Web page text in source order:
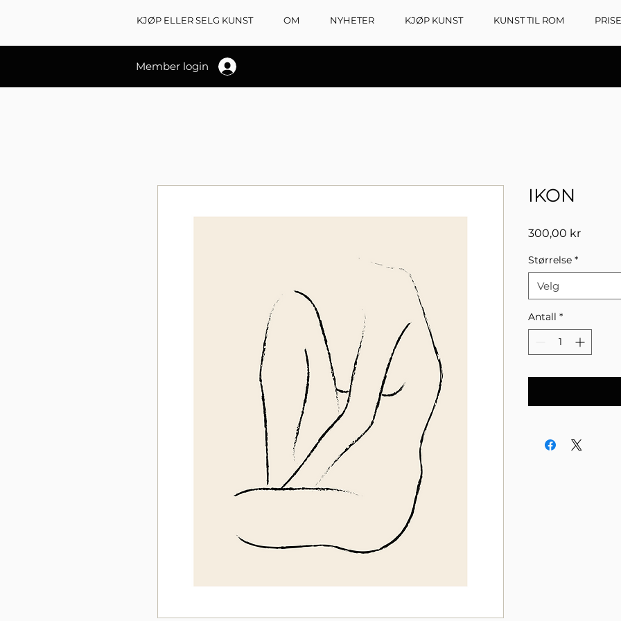
KJØP ELLER SELG KUNST OM NYHETER KJØP KUNST KUNST TIL ROM
Member login
IKON
300,00 krPris
Størrelse *
Velg
Antall *